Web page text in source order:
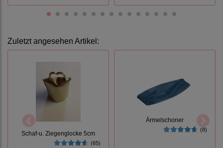
Zuletzt angesehen Artikel:
Schaf-u. Ziegenglocke 5cm
(65)
Ärmelschoner
(8)